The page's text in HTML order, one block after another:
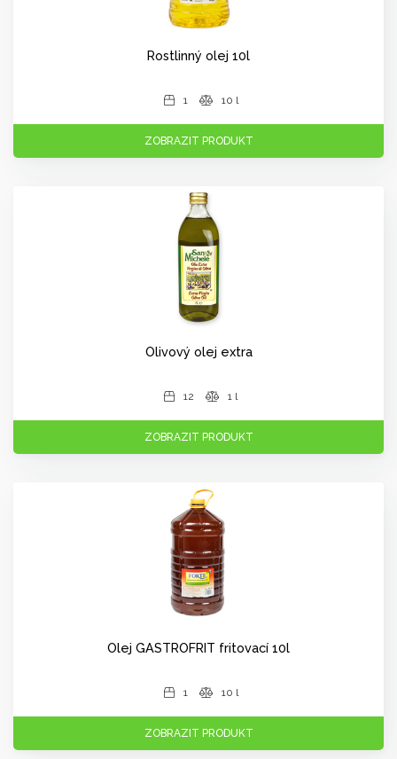
Rostlinný olej 10l
1 10 l
ZOBRAZIT PRODUKT
Olivový olej extra
12 1 l
ZOBRAZIT PRODUKT
Olej GASTROFRIT fritovací 10l
1 10 l
ZOBRAZIT PRODUKT